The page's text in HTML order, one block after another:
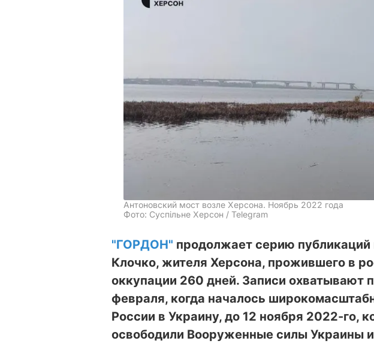
Антоновский мост возле Херсона. Ноябрь 2022 года
Фото: Суспільне Херсон / Telegram
"ГОРДОН" продолжает серию публикаций
Клочко, жителя Херсона, прожившего в
оккупации 260 дней. Записи охватывают
февраля, когда началось
России в Украину, до 12 ноября 2022-го,
освободили Вооруженные силы Украины